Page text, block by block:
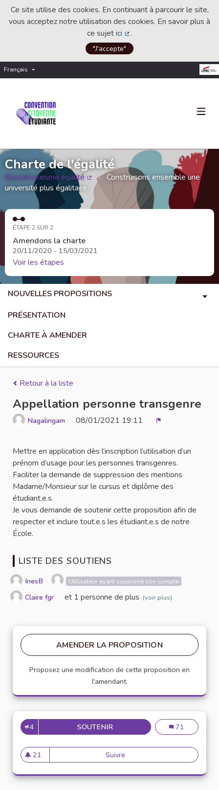
Ce site utilise des cookies. En continuant à parcourir le site,
vous acceptez notre utilisation des cookies. En savoir plus à
ce sujetici
(Lien externe)
.
"J'accepte"
Français Choisir la langue
Charte de l'égalité
#pasdesexisme égalité
(Lien externe)
Construisons ensemble une
université plus égalitaire
ÉTAPE 2 SUR 2
Amendons la charte
20/11/2020 - 15/03/2021
Voir les étapes
NOUVELLES PROPOSITIONS
PRÉSENTATION
CHARTE À AMENDER
RESSOURCES
Retour à la liste
Appellation personne transgenre
Nagalingam 08/01/2021 19:11
Mettre en application dès l’inscription l’utilisation d’un
prénom d’usage pour les personnes transgenres.
Faciliter la demande de suppression des mentions
Madame/Monsieur sur le cursus et diplôme des
étudiant.e.s.
Je vous demande de soutenir cette proposition afin de
respecter et inclure tout.e.s les étudiant.e.s de notre
École.
LISTE DES SOUTIENS
InesB Utilisateur ayant supprimé son compte
Claire fgr et 1 personne de plus (voir plus)
AMENDER LA PROPOSITION
Proposez une modification de cette proposition en
l'amendant.
4 SOUTENIRAPPELLATION PERSONNE
Appellation
71
21
21 abonnés
Suivre Appellation personne